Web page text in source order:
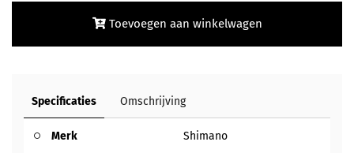
Toevoegen aan winkelwagen
Specificaties Omschrijving
Merk Shimano